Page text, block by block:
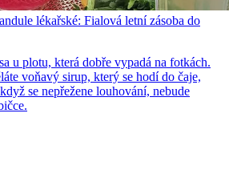
lékařské: Fialová letní zásoba do
u plotu, která dobře vypadá na fotkách.
voňavý sirup, který se hodí do čaje,
se nepřežene louhování, nebude